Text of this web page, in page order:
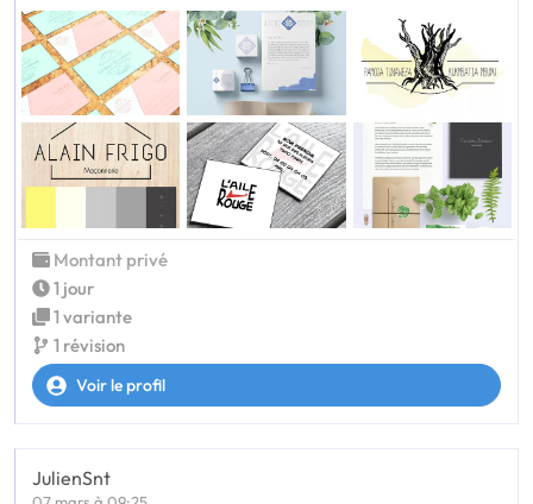
Montant privé
1 jour
1 variante
1 révision
Voir le profil
JulienSnt